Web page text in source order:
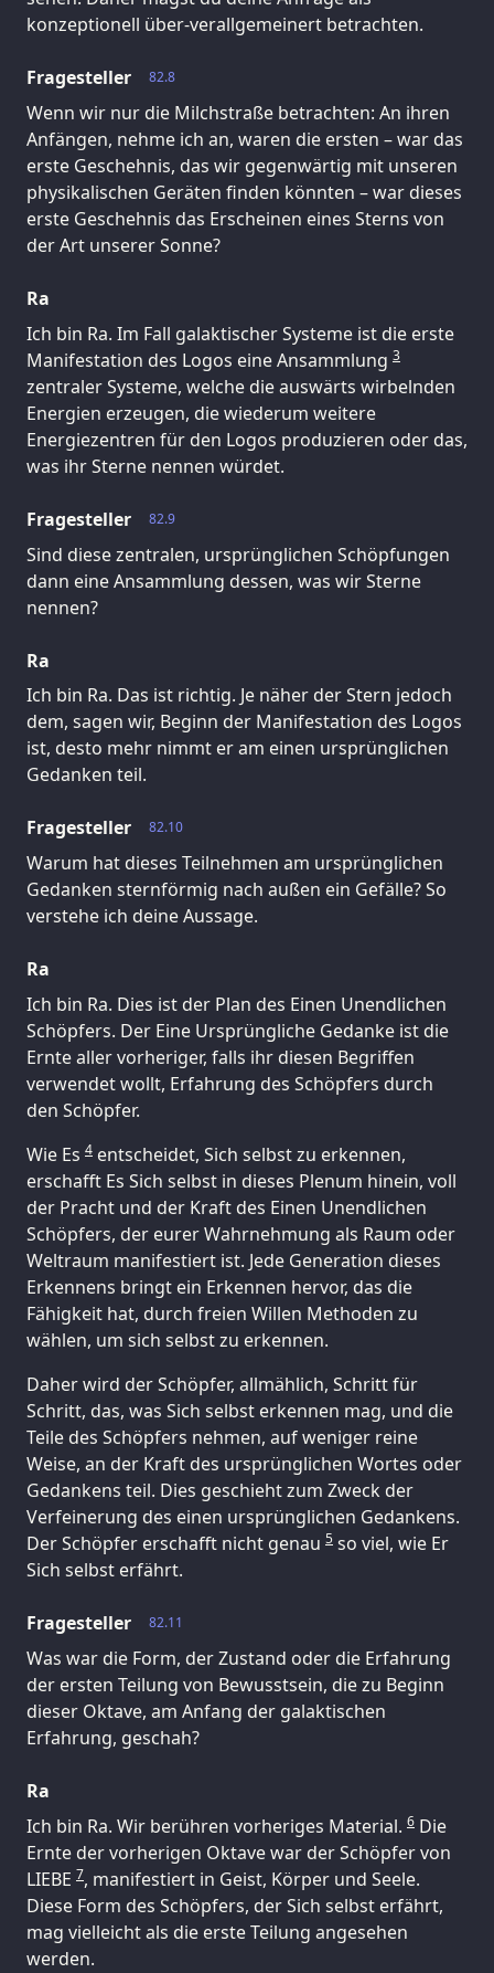
konzeptionell über-verallgemeinert betrachten.
82.8
Fragesteller
Wenn wir nur die Milchstraße betrachten: An ihren
Anfängen, nehme ich an, waren die ersten – war das
erste Geschehnis, das wir gegenwärtig mit unseren
physikalischen Geräten finden könnten – war dieses
erste Geschehnis das Erscheinen eines Sterns von
der Art unserer Sonne?
Ra
Ich bin Ra. Im Fall galaktischer Systeme ist die erste
Manifestation des Logos eine Ansammlung 3
zentraler Systeme, welche die auswärts wirbelnden
Energien erzeugen, die wiederum weitere
Energiezentren für den Logos produzieren oder das,
was ihr Sterne nennen würdet.
82.9
Fragesteller
Sind diese zentralen, ursprünglichen Schöpfungen
dann eine Ansammlung dessen, was wir Sterne
nennen?
Ra
Ich bin Ra. Das ist richtig. Je näher der Stern jedoch
dem, sagen wir, Beginn der Manifestation des Logos
ist, desto mehr nimmt er am einen ursprünglichen
Gedanken teil.
82.10
Fragesteller
Warum hat dieses Teilnehmen am ursprünglichen
Gedanken sternförmig nach außen ein Gefälle? So
verstehe ich deine Aussage.
Ra
Ich bin Ra. Dies ist der Plan des Einen Unendlichen
Schöpfers. Der Eine Ursprüngliche Gedanke ist die
Ernte aller vorheriger, falls ihr diesen Begriffen
verwendet wollt, Erfahrung des Schöpfers durch
den Schöpfer.
Wie Es 4 entscheidet, Sich selbst zu erkennen,
erschafft Es Sich selbst in dieses Plenum hinein, voll
der Pracht und der Kraft des Einen Unendlichen
Schöpfers, der eurer Wahrnehmung als Raum oder
Weltraum manifestiert ist. Jede Generation dieses
Erkennens bringt ein Erkennen hervor, das die
Fähigkeit hat, durch freien Willen Methoden zu
wählen, um sich selbst zu erkennen.
Daher wird der Schöpfer, allmählich, Schritt für
Schritt, das, was Sich selbst erkennen mag, und die
Teile des Schöpfers nehmen, auf weniger reine
Weise, an der Kraft des ursprünglichen Wortes oder
Gedankens teil. Dies geschieht zum Zweck der
Verfeinerung des einen ursprünglichen Gedankens.
Der Schöpfer erschafft nicht genau 5 so viel, wie Er
Sich selbst erfährt.
82.11
Fragesteller
Was war die Form, der Zustand oder die Erfahrung
der ersten Teilung von Bewusstsein, die zu Beginn
dieser Oktave, am Anfang der galaktischen
Erfahrung, geschah?
Ra
Ich bin Ra. Wir berühren vorheriges Material. 6 Die
Ernte der vorherigen Oktave war der Schöpfer von
LIEBE 7, manifestiert in Geist, Körper und Seele.
Diese Form des Schöpfers, der Sich selbst erfährt,
mag vielleicht als die erste Teilung angesehen
werden.